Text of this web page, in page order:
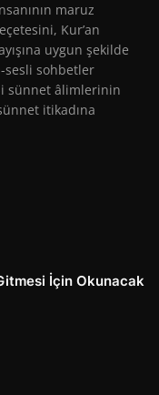
maruz
Kur’an
uygun şekilde
sesli sohbetler
i sünnet âlimlerinin
itikadına
İçin Okunacak